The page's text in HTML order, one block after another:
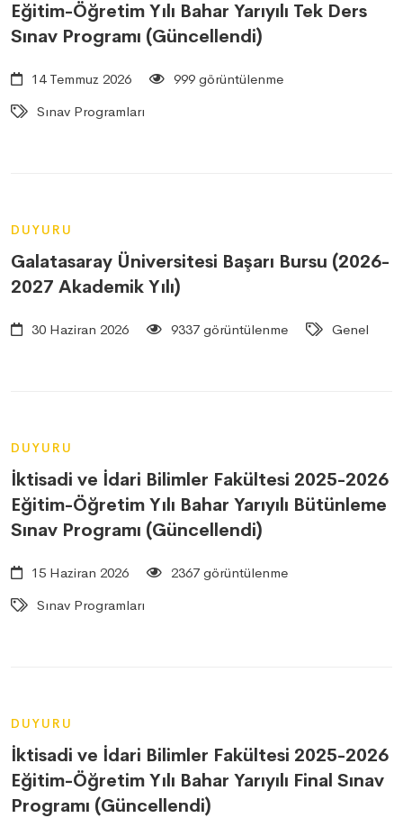
Eğitim-Öğretim Yılı Bahar Yarıyılı Tek Ders
Sınav Programı (Güncellendi)
14 Temmuz 2026
999 görüntülenme
Sınav Programları
DUYURU
Galatasaray Üniversitesi Başarı Bursu (2026-
2027 Akademik Yılı)
30 Haziran 2026 9337 görüntülenme Genel
DUYURU
İktisadi ve İdari Bilimler Fakültesi 2025-2026
Eğitim-Öğretim Yılı Bahar Yarıyılı Bütünleme
Sınav Programı (Güncellendi)
15 Haziran 2026
2367 görüntülenme
Sınav Programları
DUYURU
İktisadi ve İdari Bilimler Fakültesi 2025-2026
Eğitim-Öğretim Yılı Bahar Yarıyılı Final Sınav
Programı (Güncellendi)